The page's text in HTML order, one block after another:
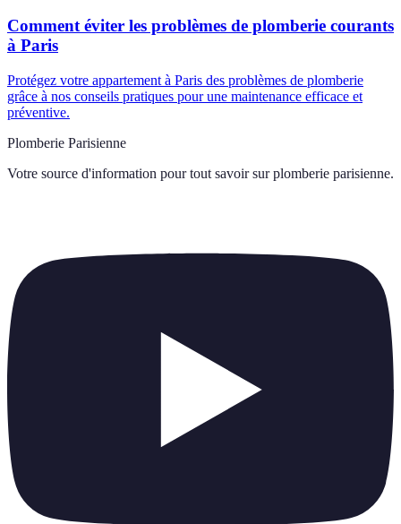
Comment éviter les problèmes de plomberie courants
à Paris
Protégez votre appartement à Paris des problèmes de plomberie
grâce à nos conseils pratiques pour une maintenance efficace et
préventive.
Plomberie Parisienne
Votre source d'information pour tout savoir sur plomberie parisienne.